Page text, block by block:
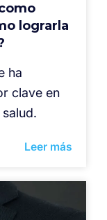
lograrla
ha
clave en
Leer más